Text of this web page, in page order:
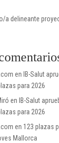
a delineante
en IB-Salut
para 2026
en IB-Salut
para 2026
en 123 plazas
Mallorca